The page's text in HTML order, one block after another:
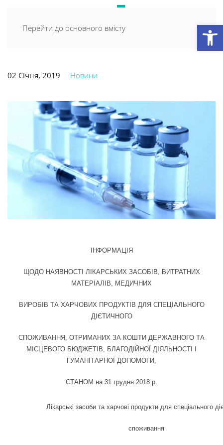
Перейти до основного вмісту
02 Січня, 2019 Новини
ІНФОРМАЦІЯ
ЩОДО НАЯВНОСТІ ЛІКАРСЬКИХ ЗАСОБІВ, ВИТРАТНИХ
МАТЕРІАЛІВ, МЕДИЧНИХ
ВИРОБІВ ТА ХАРЧОВИХ ПРОДУКТІВ ДЛЯ СПЕЦІАЛЬНОГО
ДІЄТИЧНОГО
СПОЖИВАННЯ, ОТРИМАНИХ ЗА КОШТИ ДЕРЖАВНОГО ТА
МІСЦЕВОГО БЮДЖЕТІВ, БЛАГОДІЙНОЇ ДІЯЛЬНОСТІ І
ГУМАНІТАРНОЇ ДОПОМОГИ,
СТАНОМ на 31 грудня 2018 р.
Лікарські засоби та харчові продукти для спеціального
споживання